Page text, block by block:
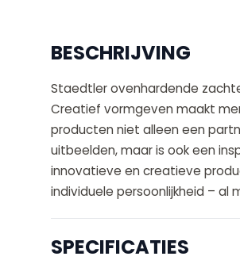
BESCHRIJVING
Staedtler ovenhardende
Creatief vormgeven maakt
producten niet alleen een
uitbeelden, maar is ook een
innovatieve en creatieve
individuele persoonlijkheid – al
SPECIFICATIES